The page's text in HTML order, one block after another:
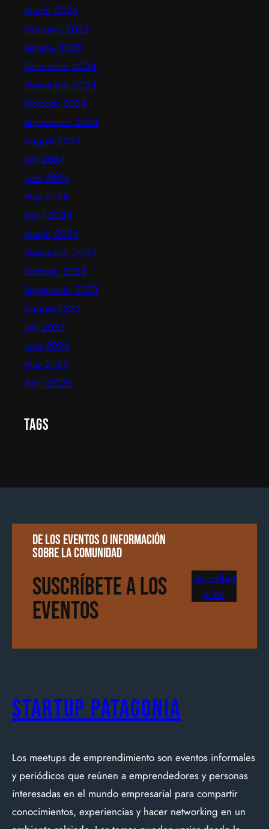
March 2025
February 2025
January 2025
December 2024
November 2024
October 2024
September 2024
August 2024
July 2024
June 2024
May 2024
April 2024
March 2024
November 2023
October 2023
September 2023
August 2023
July 2023
June 2023
May 2023
April 2023
Tags
De los eventos o información
sobre la comunidad
Suscríbete a los
Eventos
¡Suscríbet
e Ya!
Startup Patagonia
Los meetups de emprendimiento son eventos informales
y periódicos que reúnen a emprendedores y personas
interesadas en el mundo empresarial para compartir
conocimientos, experiencias y hacer networking en un